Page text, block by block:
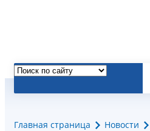
Главная страница Новости